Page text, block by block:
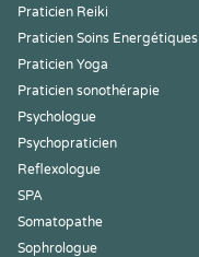
Praticien Reiki
Praticien Soins Energétiques
Praticien Yoga
Praticien sonothérapie
Psychologue
Psychopraticien
Reflexologue
SPA
Somatopathe
Sophrologue